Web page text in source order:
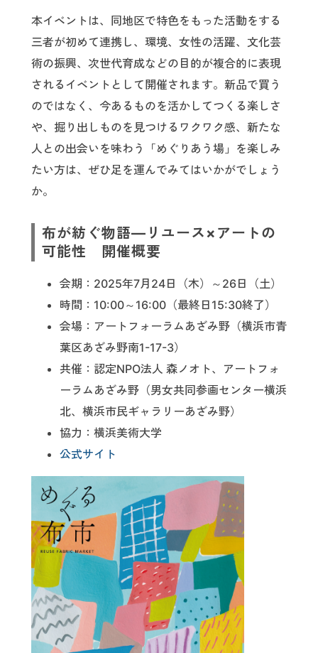
本イベントは、同地区で特色をもった活動をする
三者が初めて連携し、環境、女性の活躍、文化芸
術の振興、次世代育成などの目的が複合的に表現
されるイベントとして開催されます。新品で買う
のではなく、今あるものを活かしてつくる楽しさ
や、掘り出しものを見つけるワクワク感、新たな
人との出会いを味わう「めぐりあう場」を楽しみ
たい方は、ぜひ足を運んでみてはいかがでしょう
か。
布が紡ぐ物語—リユース×アートの
可能性 開催概要
会期：2025年7月24日（木）～26日（土）
時間：10:00～16:00（最終日15:30終了）
会場：アートフォーラムあざみ野（横浜市青
葉区あざみ野南1-17-3）
共催：認定NPO法人 森ノオト、アートフォ
ーラムあざみ野（男女共同参画センター横浜
北、横浜市民ギャラリーあざみ野）
協力：横浜美術大学
公式サイト